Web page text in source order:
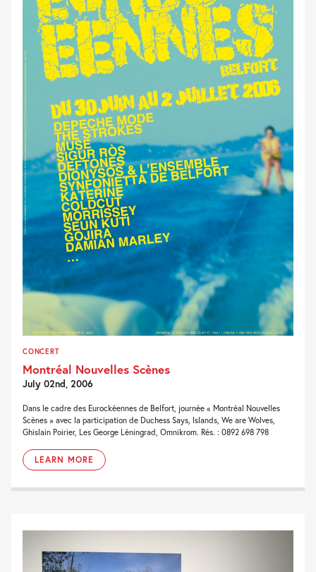
CONCERT
Montréal Nouvelles Scènes
July 02nd, 2006
Dans le cadre des Eurockéennes de Belfort, journée « Montréal Nouvelles
Scènes » avec la participation de Duchess Says, Islands, We are Wolves,
Ghislain Poirier, Les George Léningrad, Omnikrom. Rés. : 0892 698 798
LEARN MORE